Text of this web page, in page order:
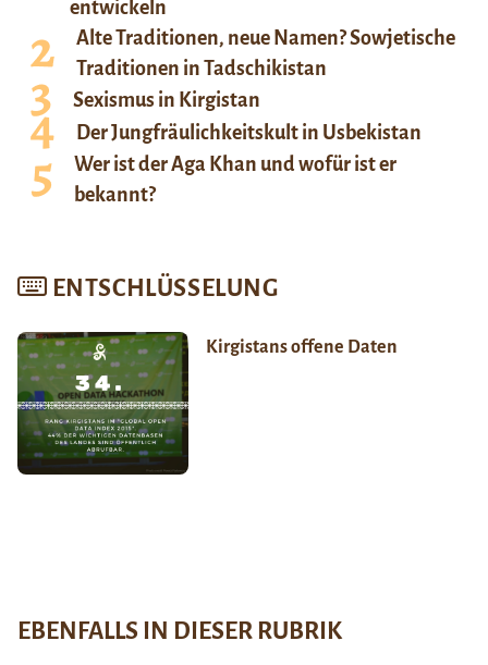
entwickeln
Alte Traditionen, neue Namen? Sowjetische
Traditionen in Tadschikistan
Sexismus in Kirgistan
Der Jungfräulichkeitskult in Usbekistan
Wer ist der Aga Khan und wofür ist er
bekannt?
ENTSCHLÜSSELUNG
Kirgistans offene Daten
EBENFALLS IN DIESER RUBRIK